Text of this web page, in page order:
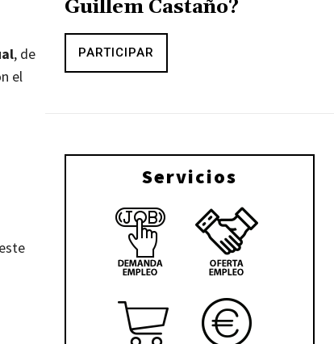
, de
el
Guillem Castaño?
PARTICIPAR
Servicios